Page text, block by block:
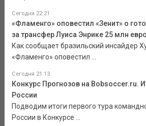
Сегодня 22:21
«Фламенго» оповестил «Зенит» о
за трансфер Луиса Энрике 25 млн
Как сообщает бразильский инсайдер
«Фламенго» оповестил ...
Сегодня 21:13
Конкурс Прогнозов на Bobsoccer.ru.
России
Подводим итоги первого тура
России в Конкурсе ...